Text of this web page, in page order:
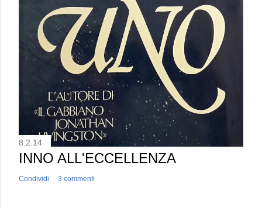
8.2.14
INNO ALL'ECCELLENZA
Condividi 3 commenti